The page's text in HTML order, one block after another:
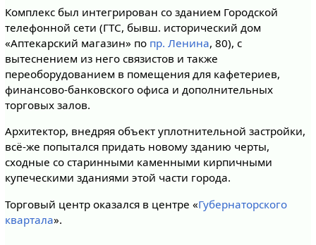
Комплекс был интегрирован со зданием Городской
телефонной сети (ГТС, бывш. исторический дом
«Аптекарский магазин» по пр. Ленина, 80), с
вытеснением из него связистов и также
переоборудованием в помещения для кафетериев,
финансово-банковского офиса и дополнительных
торговых залов.
Архитектор, внедряя объект уплотнительной застройки,
всё-же попытался придать новому зданию черты,
сходные со старинными каменными кирпичными
купеческими зданиями этой части города.
Торговый центр оказался в центре «Губернаторского
квартала».